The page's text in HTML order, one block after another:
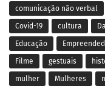
comunicação não verbal
Covid-19 cultura
Educação
Filme gestuais
mulher Mulheres